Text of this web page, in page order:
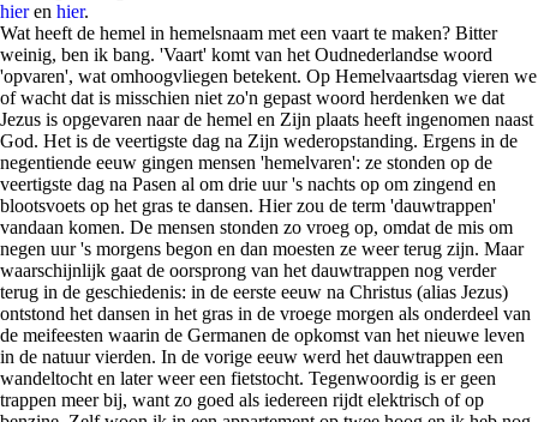
hieren hier.
Wat heeft de hemel in hemelsnaam met een vaart te maken? Bitter
weinig, ben ik bang. 'Vaart' komt van het Oudnederlandse woord
'opvaren', wat omhoogvliegen betekent. Op Hemelvaartsdag vieren we
of wacht dat is misschien niet zo'n gepast woord herdenken we dat
Jezus is opgevaren naar de hemel en Zijn plaats heeft ingenomen naast
God. Het is de veertigste dag na Zijn wederopstanding. Ergens in de
negentiende eeuw gingen mensen 'hemelvaren': ze stonden op de
veertigste dag na Pasen al om drie uur 's nachts op om zingend en
blootsvoets op het gras te dansen. Hier zou de term 'dauwtrappen'
vandaan komen. De mensen stonden zo vroeg op, omdat de mis om
negen uur 's morgens begon en dan moesten ze weer terug zijn. Maar
waarschijnlijk gaat de oorsprong van het dauwtrappen nog verder
terug in de geschiedenis: in de eerste eeuw na Christus (alias Jezus)
ontstond het dansen in het gras in de vroege morgen als onderdeel van
de meifeesten waarin de Germanen de opkomst van het nieuwe leven
in de natuur vierden. In de vorige eeuw werd het dauwtrappen een
wandeltocht en later weer een fietstocht. Tegenwoordig is er geen
trappen meer bij, want zo goed als iedereen rijdt elektrisch of op